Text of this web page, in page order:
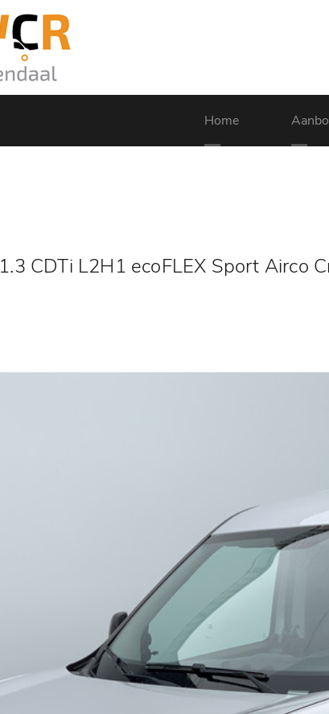
Home
1.3 CDTi L2H1 ecoFLEX Sport Airco